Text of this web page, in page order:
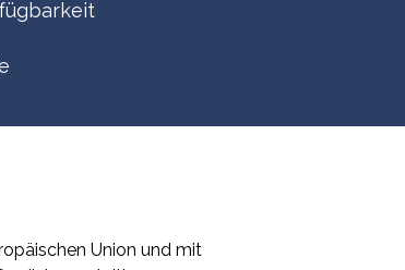
Union und mit